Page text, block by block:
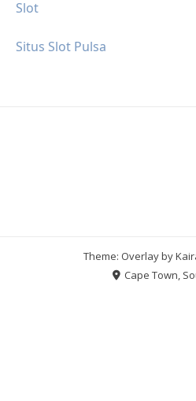
Slot
Situs Slot Pulsa
Theme: Overlay by
Cape Town,